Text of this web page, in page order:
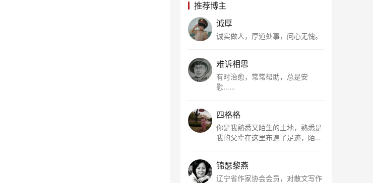
推荐博主
诚厚
诚实做人，厚道处事，问心无愧。
难诉相思
有时治愈，常常帮助，总是安
慰……
四格格
你是我熟悉又陌生的土地，熟悉是
我的父辈在这里布遍了足迹，陌生
根所在，我用文字慢慢认识你、慢
慢熟悉你。
锦瑟黎燕
辽宁省作家协会会员，对散文写作